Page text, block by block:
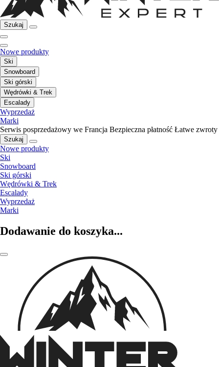
Szukaj
Nowe produkty
Ski
Snowboard
Ski górski
Wędrówki & Trek
Escalady
Wyprzedaż
Marki
Serwis posprzedażowy we Francja Bezpieczna płatność Łatwe zwroty
Szukaj
Nowe produkty
Ski
Snowboard
Ski górski
Wędrówki & Trek
Escalady
Wyprzedaż
Marki
Dodawanie do koszyka...